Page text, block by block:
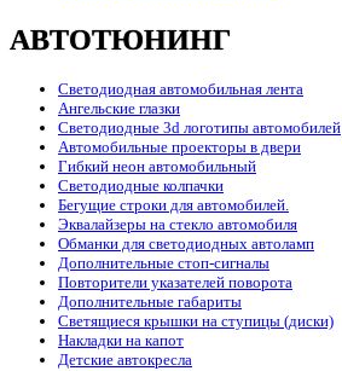
АВТОТЮНИНГ
Светодиодная автомобильная лента
Ангельские глазки
Светодиодные 3d логотипы автомобилей
Автомобильные проекторы в двери
Гибкий неон автомобильный
Светодиодные колпачки
Бегущие строки для автомобилей.
Эквалайзеры на стекло автомобиля
Обманки для светодиодных автоламп
Дополнительные стоп-сигналы
Повторители указателей поворота
Дополнительные габариты
Светящиеся крышки на ступицы (диски)
Накладки на капот
Детские автокресла